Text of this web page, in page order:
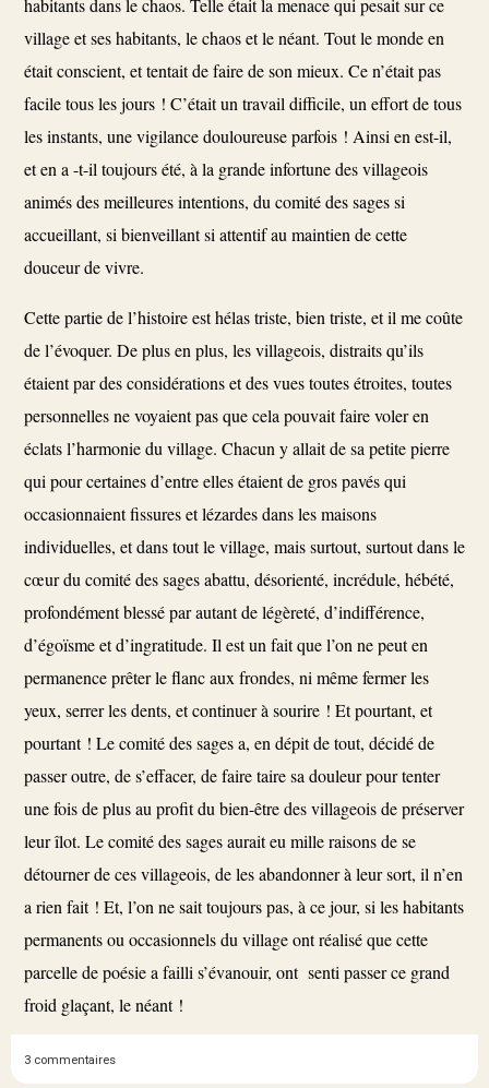
habitants dans le chaos. Telle était la menace qui pesait sur ce
village et ses habitants, le chaos et le néant. Tout le monde en
était conscient, et tentait de faire de son mieux. Ce n’était pas
facile tous les jours ! C’était un travail difficile, un effort de tous
les instants, une vigilance douloureuse parfois ! Ainsi en est-il,
et en a -t-il toujours été, à la grande infortune des villageois
animés des meilleures intentions, du comité des sages si
accueillant, si bienveillant si attentif au maintien de cette
douceur de vivre.
Cette partie de l’histoire est hélas triste, bien triste, et il me coûte
de l’évoquer. De plus en plus, les villageois, distraits qu’ils
étaient par des considérations et des vues toutes étroites, toutes
personnelles ne voyaient pas que cela pouvait faire voler en
éclats l’harmonie du village. Chacun y allait de sa petite pierre
qui pour certaines d’entre elles étaient de gros pavés qui
occasionnaient fissures et lézardes dans les maisons
individuelles, et dans tout le village, mais surtout, surtout dans le
cœur du comité des sages abattu, désorienté, incrédule, hébété,
profondément blessé par autant de légèreté, d’indifférence,
d’égoïsme et d’ingratitude. Il est un fait que l’on ne peut en
permanence prêter le flanc aux frondes, ni même fermer les
yeux, serrer les dents, et continuer à sourire ! Et pourtant, et
pourtant ! Le comité des sages a, en dépit de tout, décidé de
passer outre, de s’effacer, de faire taire sa douleur pour tenter
une fois de plus au profit du bien-être des villageois de préserver
leur îlot. Le comité des sages aurait eu mille raisons de se
détourner de ces villageois, de les abandonner à leur sort, il n’en
a rien fait ! Et, l’on ne sait toujours pas, à ce jour, si les habitants
permanents ou occasionnels du village ont réalisé que cette
parcelle de poésie a failli s’évanouir, ont senti passer ce grand
froid glaçant, le néant !
3 commentaires